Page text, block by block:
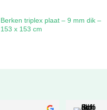
Berken triplex plaat – 9 mm dik –
153 x 153 cm